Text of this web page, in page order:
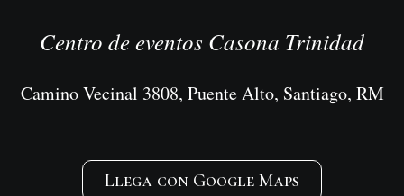
Centro de eventos Casona Trinidad
Camino Vecinal 3808, Puente Alto, Santiago, RM
Llega con Google Maps